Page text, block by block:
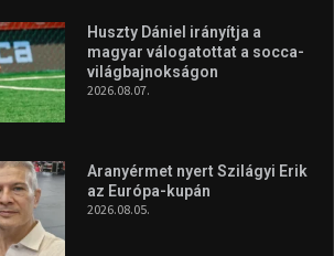
Huszty Dániel irányítja a
magyar válogatottat a socca-
világbajnokságon
2026.08.07.
Aranyérmet nyert Szilágyi Erik
az Európa-kupán
2026.08.05.